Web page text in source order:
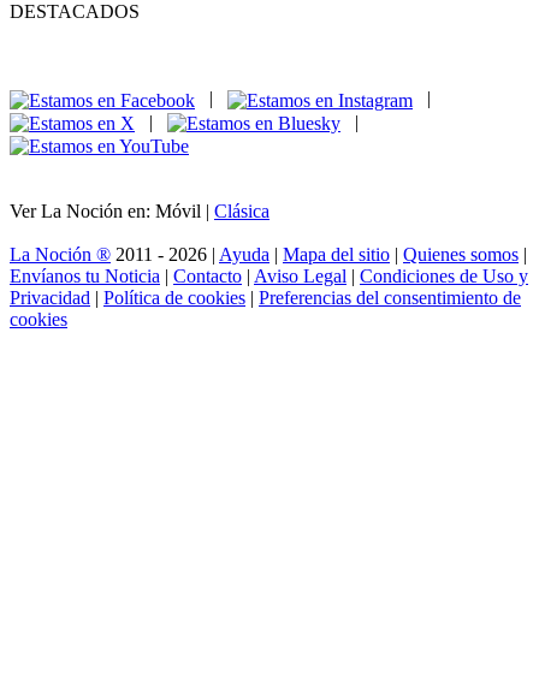
DESTACADOS
|
|
Ver La Noción en: Móvil | Clásica
La Noción ® 2011 - 2026 | Ayuda | Mapa del sitio | Quienes somos |
Envíanos tu Noticia | Contacto | Aviso Legal | Condiciones de Uso y
Privacidad | Política de cookies | Preferencias del consentimiento de
cookies